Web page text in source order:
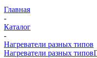
Главная
-
Каталог
-
Нагреватели разных типов
Нагреватели разных типов